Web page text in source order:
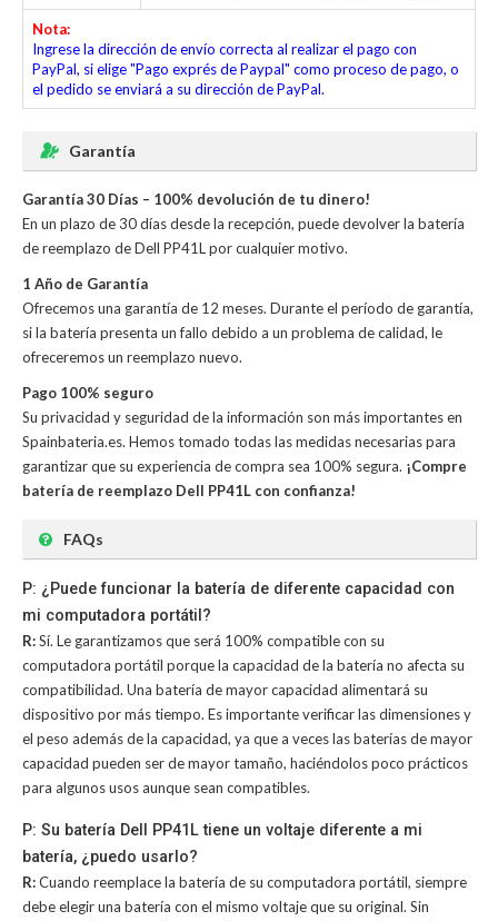
Nota:
Ingrese la dirección de envío correcta al realizar el pago con
PayPal, si elige "Pago exprés de Paypal" como proceso de pago, o
el pedido se enviará a su dirección de PayPal.
Garantía
Garantía 30 Días – 100% devolución de tu dinero!
En un plazo de 30 días desde la recepción, puede devolver la batería
de reemplazo de Dell PP41L por cualquier motivo.
1 Año de Garantía
Ofrecemos una garantía de 12 meses. Durante el período de garantía,
si la batería presenta un fallo debido a un problema de calidad, le
ofreceremos un reemplazo nuevo.
Pago 100% seguro
Su privacidad y seguridad de la información son más importantes en
Spainbateria.es. Hemos tomado todas las medidas necesarias para
garantizar que su experiencia de compra sea 100% segura. ¡Compre
batería de reemplazo Dell PP41L con confianza!
FAQs
P: ¿Puede funcionar la batería de diferente capacidad con
mi computadora portátil?
R:Sí. Le garantizamos que será 100% compatible con su
computadora portátil porque la capacidad de la batería no afecta su
compatibilidad. Una batería de mayor capacidad alimentará su
dispositivo por más tiempo. Es importante verificar las dimensiones y
el peso además de la capacidad, ya que a veces las baterías de mayor
capacidad pueden ser de mayor tamaño, haciéndolos poco prácticos
para algunos usos aunque sean compatibles.
P: Su batería Dell PP41L tiene un voltaje diferente a mi
batería, ¿puedo usarlo?
R:Cuando reemplace la batería de su computadora portátil, siempre
debe elegir una batería con el mismo voltaje que su original. Sin